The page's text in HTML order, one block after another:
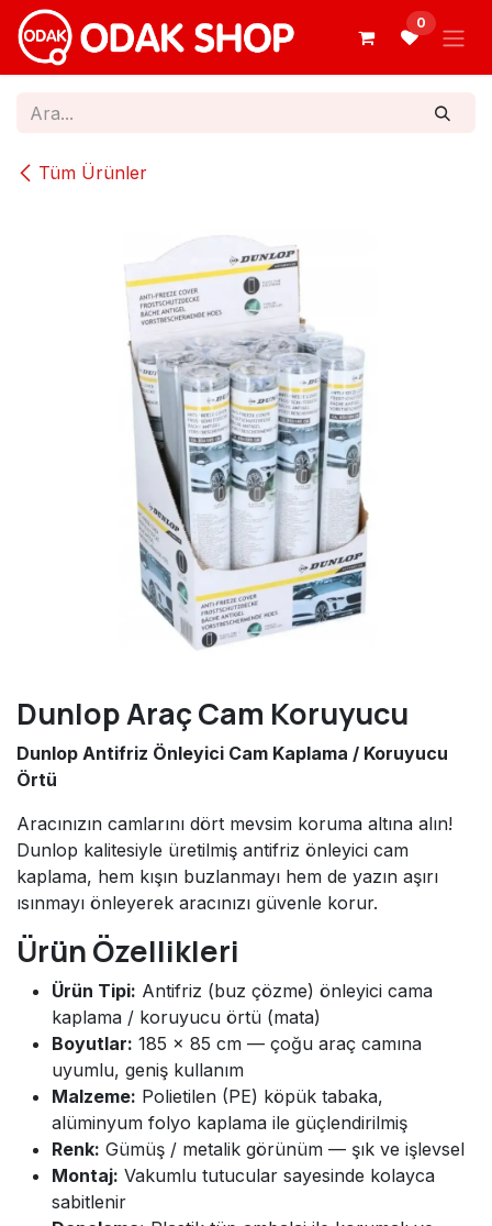
İçereği Atla
0
Tüm Ürünler
Dunlop Araç Cam Koruyucu
Dunlop Antifriz Önleyici Cam Kaplama / Koruyucu
Örtü
Aracınızın camlarını dört mevsim koruma altına alın!
Dunlop kalitesiyle üretilmiş antifriz önleyici cam
kaplama, hem kışın buzlanmayı hem de yazın aşırı
ısınmayı önleyerek aracınızı güvenle korur.
Ürün Özellikleri
Ürün Tipi: Antifriz (buz çözme) önleyici cama
kaplama / koruyucu örtü (mata)
Boyutlar: 185 × 85 cm — çoğu araç camına
uyumlu, geniş kullanım
Malzeme: Polietilen (PE) köpük tabaka,
alüminyum folyo kaplama ile güçlendirilmiş
Renk: Gümüş / metalik görünüm — şık ve işlevsel
Montaj: Vakumlu tutucular sayesinde kolayca
sabitlenir